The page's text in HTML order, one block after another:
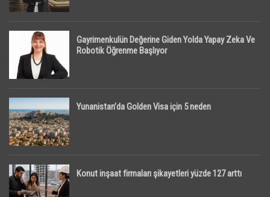
Gayrimenkulün Değerine Giden Yolda Yapay Zeka Ve
Robotik Öğrenme Başlıyor
Yunanistan’da Golden Visa için 5 neden
Konut inşaat firmaları şikayetleri yüzde 127 arttı